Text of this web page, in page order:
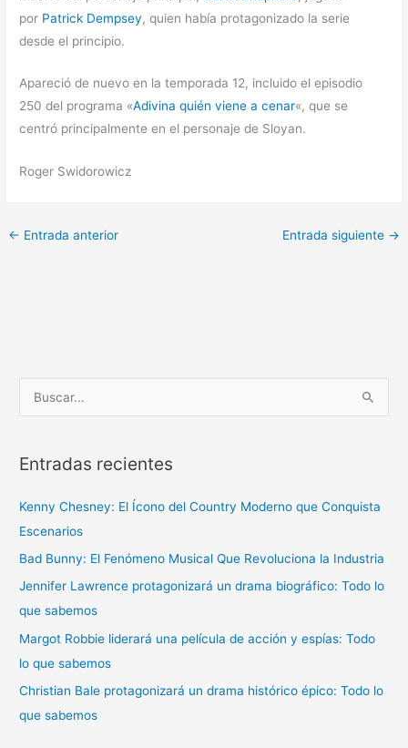
por Patrick Dempsey, quien había protagonizado la serie
desde el principio.
Apareció de nuevo en la temporada 12, incluido el episodio
250 del programa «Adivina quién viene a cenar«, que se
centró principalmente en el personaje de Sloyan.
Roger Swidorowicz
← Entrada anterior Entrada siguiente →
u
c
r
p
o
r
:
Entradas recientes
Kenny Chesney: El Ícono del Country Moderno que Conquista
Escenarios
Bad Bunny: El Fenómeno Musical Que Revoluciona la Industria
Jennifer Lawrence protagonizará un drama biográfico: Todo lo
que sabemos
Margot Robbie liderará una película de acción y espías: Todo
lo que sabemos
Christian Bale protagonizará un drama histórico épico: Todo lo
que sabemos